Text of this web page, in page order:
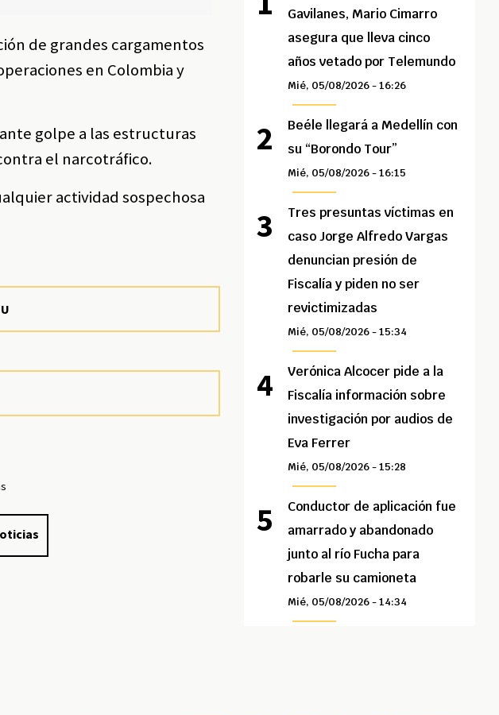
de grandes cargamentos
en Colombia y
golpe a las estructuras
el narcotráfico.
actividad sospechosa
Gavilanes, Mario Cimarro
asegura que lleva cinco
años vetado por Telemundo
Mié, 05/08/2026 - 16:26
Beéle llegará a Medellín con
su “Borondo Tour”
Mié, 05/08/2026 - 16:15
Tres presuntas víctimas en
caso Jorge Alfredo Vargas
denuncian presión de
Fiscalía y piden no ser
revictimizadas
Mié, 05/08/2026 - 15:34
Verónica Alcocer pide a la
Fiscalía información sobre
investigación por audios de
Eva Ferrer
Mié, 05/08/2026 - 15:28
Conductor de aplicación fue
amarrado y abandonado
junto al río Fucha para
robarle su camioneta
Mié, 05/08/2026 - 14:34